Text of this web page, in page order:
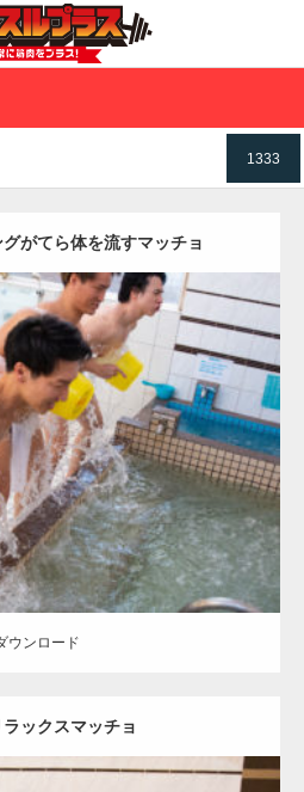
1333
がてら体を流すマッチョ
2023.02.11
AKIHITO(細マッチョ) SOSUKE YOSHI
肩 川口 (埼玉)
ウンロード
ックスマッチョ